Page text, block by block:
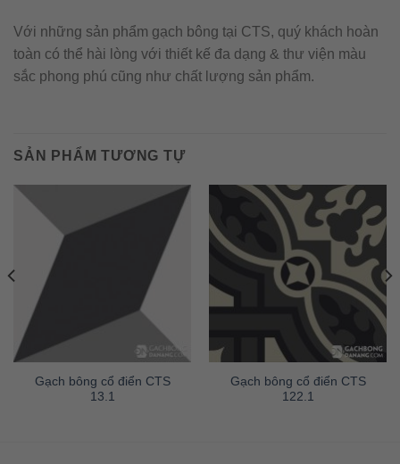
Với những sản phẩm gạch bông tại CTS, quý khách hoàn
toàn có thể hài lòng với thiết kế đa dạng & thư viện màu
sắc phong phú cũng như chất lượng sản phẩm.
SẢN PHẨM TƯƠNG TỰ
Gạch bông cổ điển CTS
13.1
Gạch bông cổ điển CTS
122.1